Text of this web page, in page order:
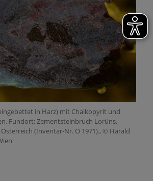
in Harz) mit Chalkopyrit und
Fundort: Zementsteinbruch Lorüns,
(Inventar-Nr. O 1971)., © Harald